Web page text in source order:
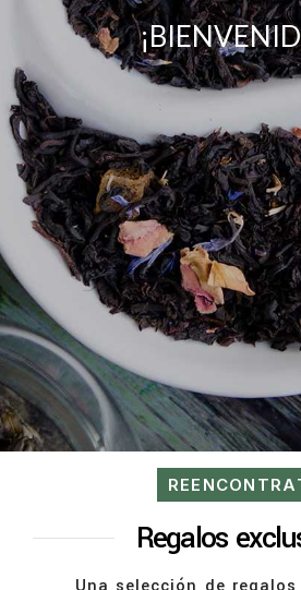
Regalos